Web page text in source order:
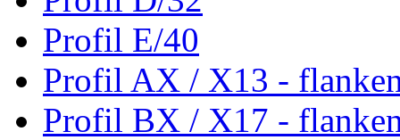
Profil E/40
Profil AX / X13 -
Profil BX / X17 -